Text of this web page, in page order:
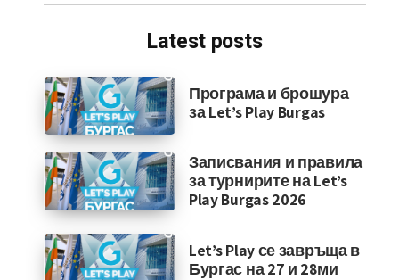
Latest posts
Програма и брошура
за Let’s Play Burgas
Записвания и правила
за турнирите на Let’s
Play Burgas 2026
Let’s Play се завръща в
Бургас на 27 и 28ми